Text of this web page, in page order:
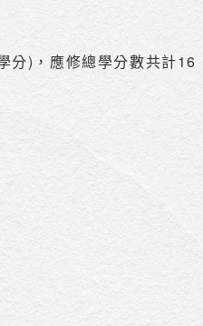
)，應修總學分數共計16